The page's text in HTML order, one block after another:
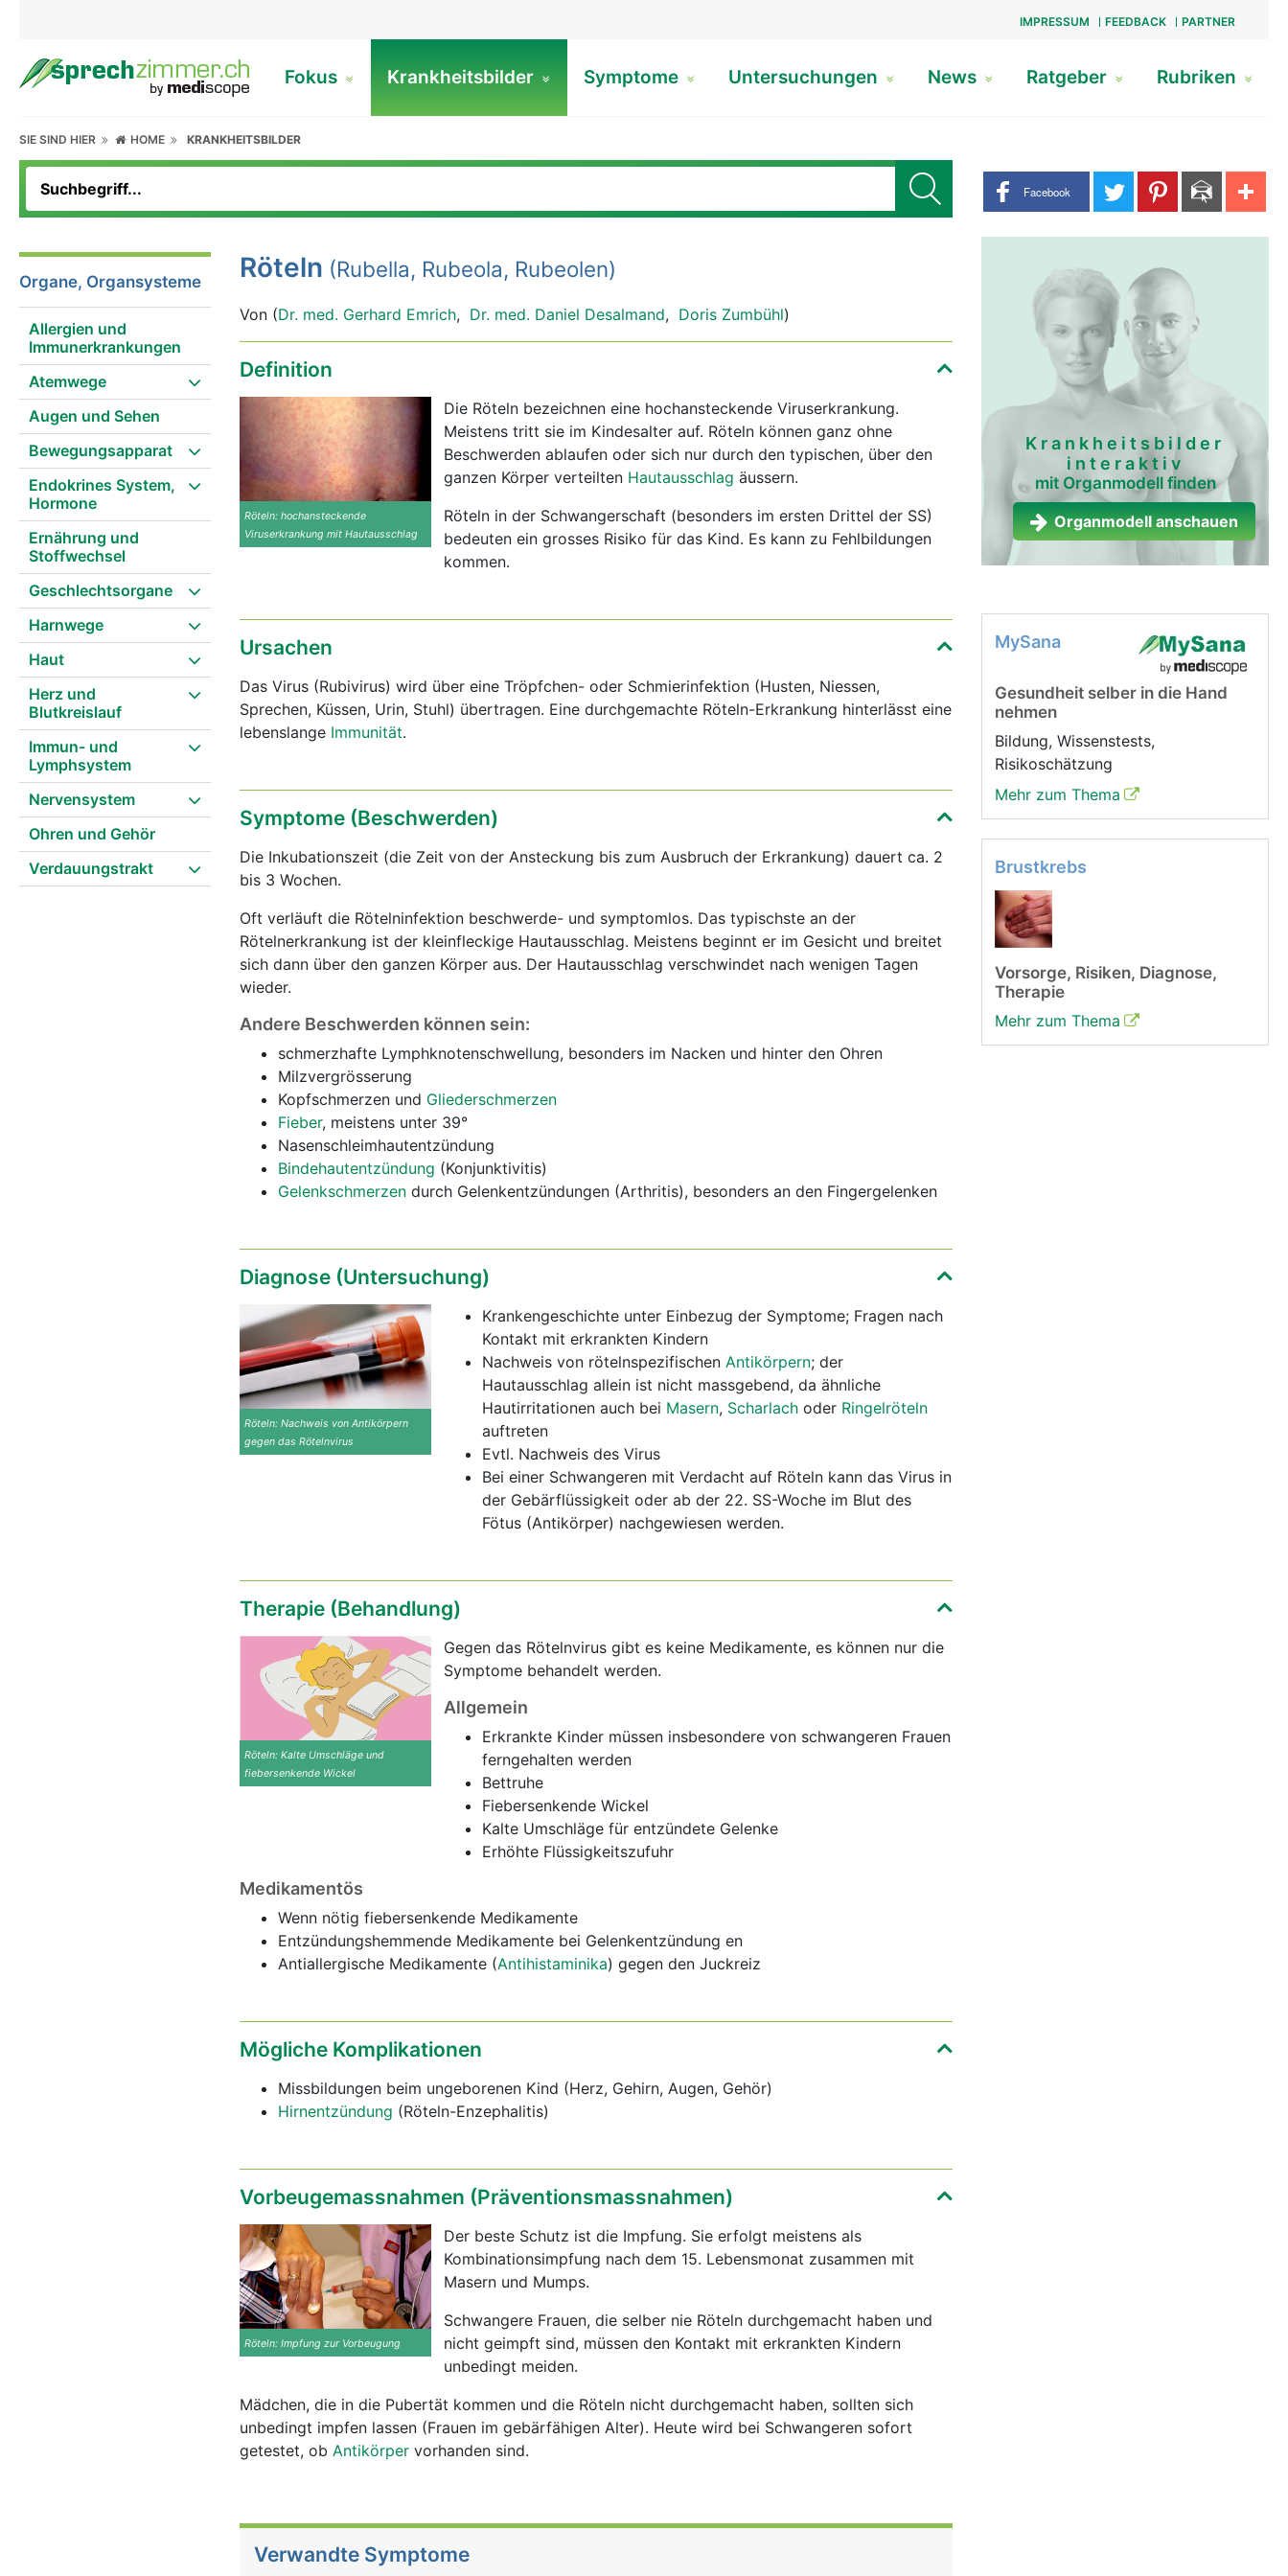
IMPRESSUM FEEDBACK PARTNER
Fokus Krankheitsbilder Symptome Untersuchungen News Ratgeber Rubriken
SIE SIND HIER HOME KRANKHEITSBILDER
Share buttons
Facebook
Organe, Organsysteme
Allergien und
Immunerkrankungen
Atemwege
Augen und Sehen
Bewegungsapparat
Endokrines System,
Hormone
Ernährung und
Stoffwechsel
Geschlechtsorgane
Harnwege
Haut
Herz und
Blutkreislauf
Immun- und
Lymphsystem
Nervensystem
Ohren und Gehör
Verdauungstrakt
Röteln (Rubella, Rubeola, Rubeolen)
Von (Dr. med. Gerhard Emrich, Dr. med. Daniel Desalmand, Doris Zumbühl)
Definition
Röteln: hochansteckende
Viruserkrankung mit Hautausschlag
Die Röteln bezeichnen eine hochansteckende Viruserkrankung.
Meistens tritt sie im Kindesalter auf. Röteln können ganz ohne
Beschwerden ablaufen oder sich nur durch den typischen, über den
ganzen Körper verteilten Hautausschlag äussern.
Röteln in der Schwangerschaft (besonders im ersten Drittel der SS)
bedeuten ein grosses Risiko für das Kind. Es kann zu Fehlbildungen
kommen.
Ursachen
Das Virus (Rubivirus) wird über eine Tröpfchen- oder Schmierinfektion (Husten, Niessen,
Sprechen, Küssen, Urin, Stuhl) übertragen. Eine durchgemachte Röteln-Erkrankung hinterlässt eine
lebenslange Immunität.
Symptome (Beschwerden)
Die Inkubationszeit (die Zeit von der Ansteckung bis zum Ausbruch der Erkrankung) dauert ca. 2
bis 3 Wochen.
Oft verläuft die Rötelninfektion beschwerde- und symptomlos. Das typischste an der
Rötelnerkrankung ist der kleinfleckige Hautausschlag. Meistens beginnt er im Gesicht und breitet
sich dann über den ganzen Körper aus. Der Hautausschlag verschwindet nach wenigen Tagen
wieder.
Andere Beschwerden können sein:
schmerzhafte Lymphknotenschwellung, besonders im Nacken und hinter den Ohren
Milzvergrösserung
Kopfschmerzen und Gliederschmerzen
Fieber, meistens unter 39°
Nasenschleimhautentzündung
Bindehautentzündung (Konjunktivitis)
Gelenkschmerzen durch Gelenkentzündungen (Arthritis), besonders an den Fingergelenken
Diagnose (Untersuchung)
Röteln: Nachweis von Antikörpern
gegen das Rötelnvirus
Krankengeschichte unter Einbezug der Symptome; Fragen nach
Kontakt mit erkrankten Kindern
Nachweis von rötelnspezifischen Antikörpern; der
Hautausschlag allein ist nicht massgebend, da ähnliche
Hautirritationen auch bei Masern, Scharlach oder Ringelröteln
auftreten
Evtl. Nachweis des Virus
Bei einer Schwangeren mit Verdacht auf Röteln kann das Virus in
der Gebärflüssigkeit oder ab der 22. SS-Woche im Blut des
Fötus (Antikörper) nachgewiesen werden.
Therapie (Behandlung)
Röteln: Kalte Umschläge und
fiebersenkende Wickel
Gegen das Rötelnvirus gibt es keine Medikamente, es können nur die
Symptome behandelt werden.
Allgemein
Erkrankte Kinder müssen insbesondere von schwangeren Frauen
ferngehalten werden
Bettruhe
Fiebersenkende Wickel
Kalte Umschläge für entzündete Gelenke
Erhöhte Flüssigkeitszufuhr
Medikamentös
Wenn nötig fiebersenkende Medikamente
Entzündungshemmende Medikamente bei Gelenkentzündung en
Antiallergische Medikamente (Antihistaminika) gegen den Juckreiz
Mögliche Komplikationen
Missbildungen beim ungeborenen Kind (Herz, Gehirn, Augen, Gehör)
Hirnentzündung (Röteln-Enzephalitis)
Vorbeugemassnahmen (Präventionsmassnahmen)
Röteln: Impfung zur Vorbeugung
Der beste Schutz ist die Impfung. Sie erfolgt meistens als
Kombinationsimpfung nach dem 15. Lebensmonat zusammen mit
Masern und Mumps.
Schwangere Frauen, die selber nie Röteln durchgemacht haben und
nicht geimpft sind, müssen den Kontakt mit erkrankten Kindern
unbedingt meiden.
Mädchen, die in die Pubertät kommen und die Röteln nicht durchgemacht haben, sollten sich
unbedingt impfen lassen (Frauen im gebärfähigen Alter). Heute wird bei Schwangeren sofort
getestet, ob Antikörper vorhanden sind.
Verwandte Symptome
Krankheitsbilder
interaktiv
mit Organmodell finden
Organmodell anschauen
MySana
Gesundheit selber in die Hand
nehmen
Bildung, Wissenstests,
Risikoschätzung
Mehr zum Thema
Brustkrebs
Vorsorge, Risiken, Diagnose,
Therapie
Mehr zum Thema